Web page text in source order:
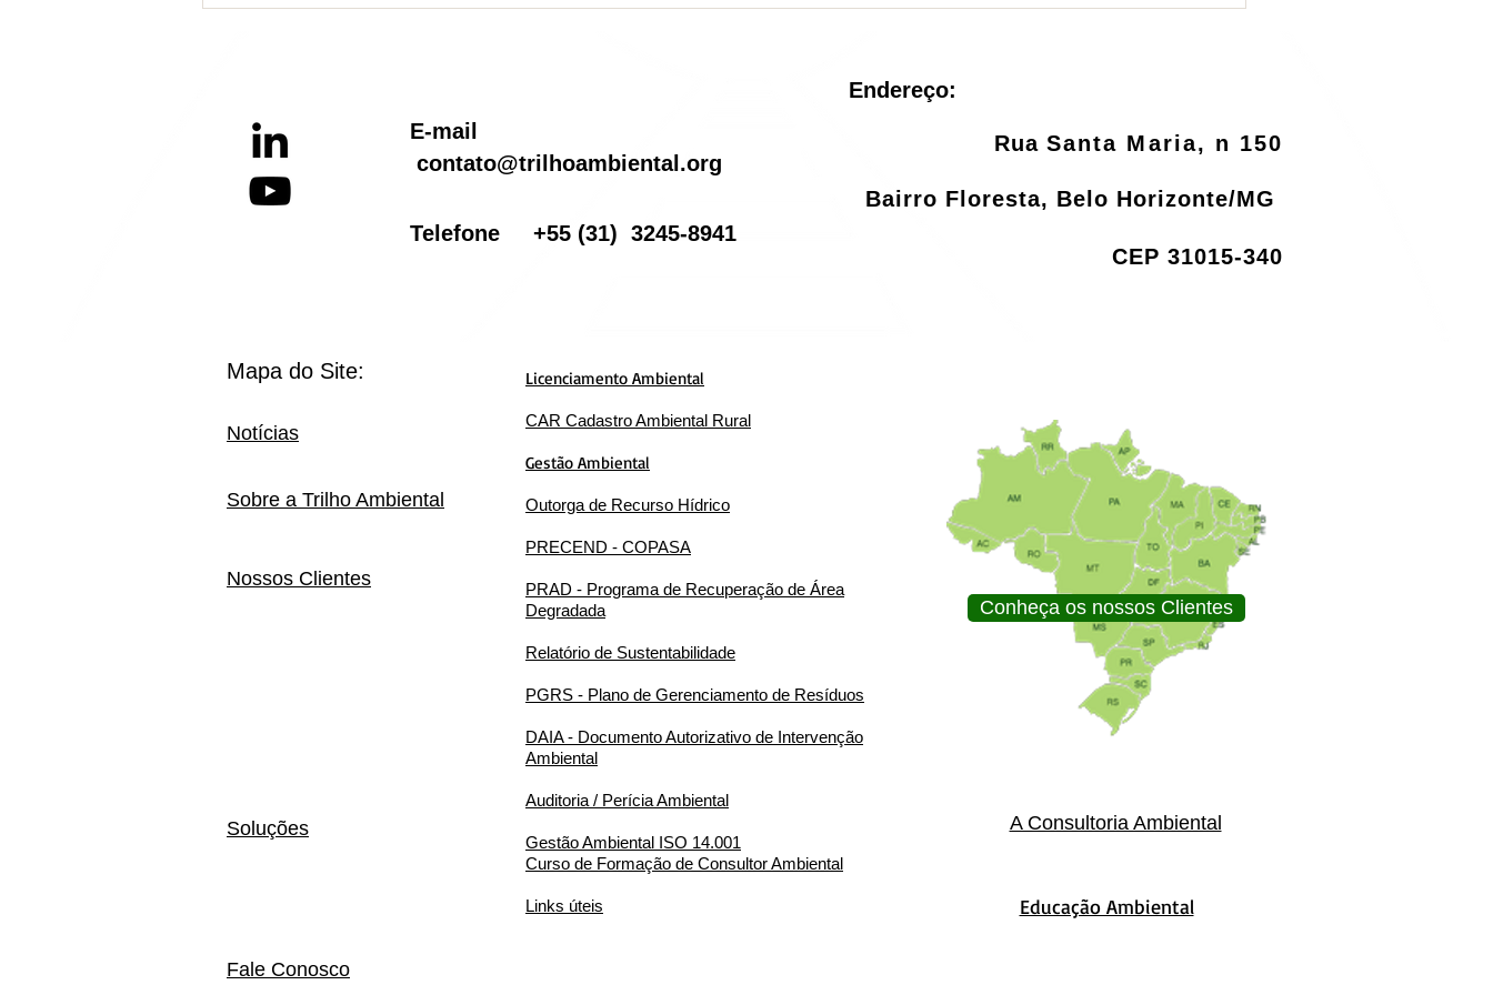
E-mail
contato@trilhoambiental.org
Telefone +55 (31) 3245-8941
Endereço:
RuaSanta Maria, n 150
Bairro Floresta, Belo Horizonte/MG
CEP 31015-340
Sobre a Trilho Ambiental
Notícias
Nossos Clientes
Soluções
Mapa do Site: Licenciamento Ambiental
CAR Cadastro Ambiental Rural
Gestão Ambiental
Outorga de Recurso Hídrico
PRECEND - COPASA
PRAD - Programa de Recuperação de Área
Degradada
Relatório de Sustentabilidade
PGRS - Plano de Gerenciamento de Resíduos
DAIA - Documento Autorizativo de Intervenção
Ambiental
Auditoria / Perícia Ambiental
Gestão Ambiental ISO 14.001
Curso de Formação de Consultor Ambiental
Links úteis
Conheça os nossos Clientes
A Consultoria Ambiental
Educação Ambiental
Fale Conosco